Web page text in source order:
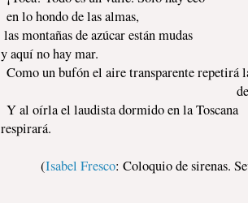
en lo hondo de las almas,
las montañas de azúcar están mudas
y aquí no hay mar.
Como un bufón el aire transparente repetirá
Y al oírla el laudista dormido en la Toscana
respirará.
(Isabel Fresco: Coloquio de sirenas.